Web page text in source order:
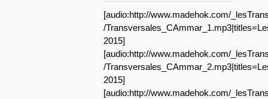
[audio:http://www.madehok.com/
/
2015]
[audio:http://www.madehok.com/
/
2015]
[audio:http://www.madehok.com/